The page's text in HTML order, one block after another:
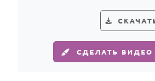
СДЕЛАТЬ ВИДЕО